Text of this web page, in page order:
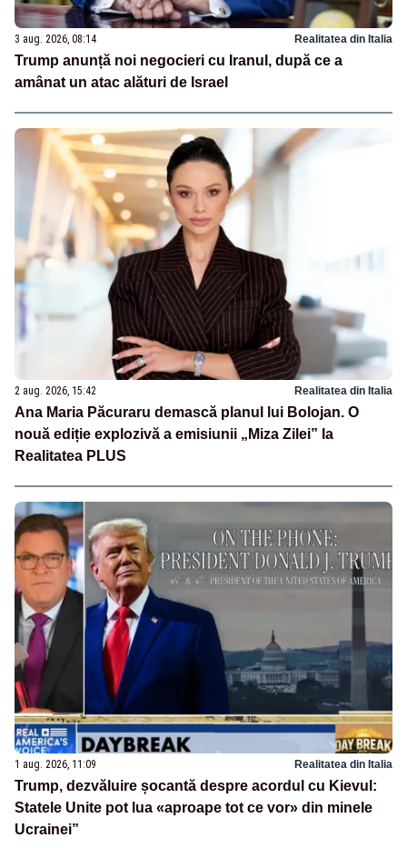
3 aug. 2026, 08:14 Realitatea din Italia
Trump anunță noi negocieri cu Iranul, după ce a
amânat un atac alături de Israel
2 aug. 2026, 15:42 Realitatea din Italia
Ana Maria Păcuraru demască planul lui Bolojan. O
nouă ediție explozivă a emisiunii „Miza Zilei” la
Realitatea PLUS
1 aug. 2026, 11:09 Realitatea din Italia
Trump, dezvăluire șocantă despre acordul cu Kievul:
Statele Unite pot lua «aproape tot ce vor» din minele
Ucrainei”